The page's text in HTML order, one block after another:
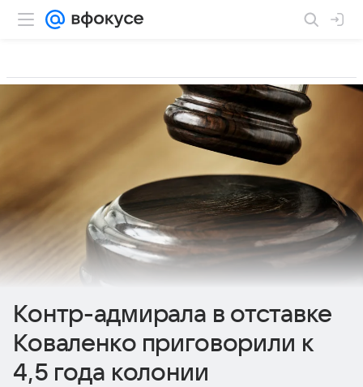
Контр-адмирала в отставке
Коваленко приговорили к
4,5 года колонии